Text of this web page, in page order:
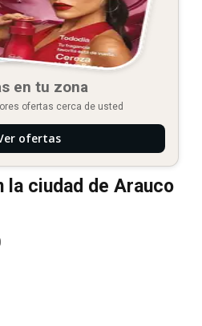
en tu zona
ofertas cerca de usted
ofertas
la ciudad de Arauco